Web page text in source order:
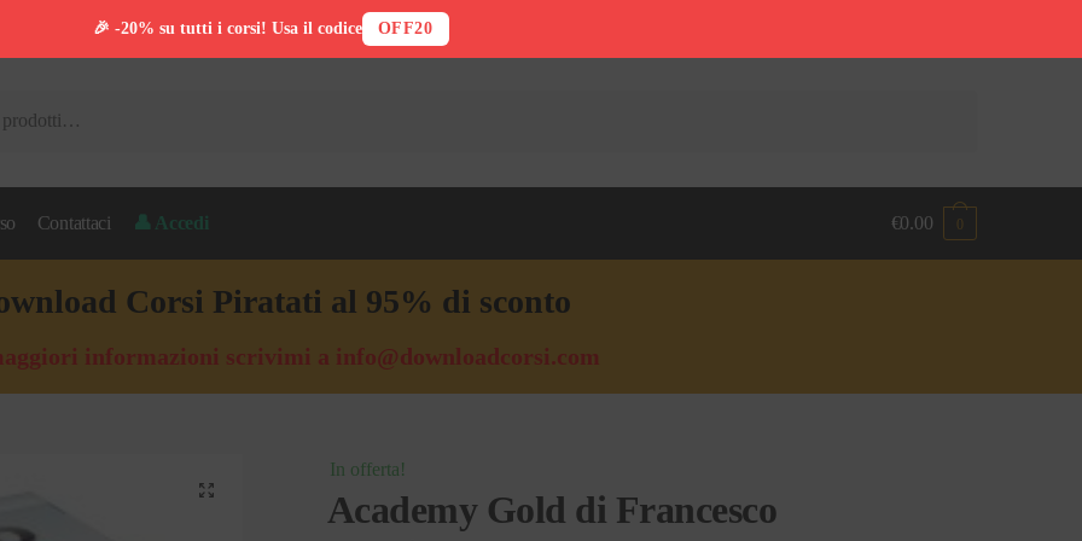
Contattaci 👤 Accedi €0.00 0
Corsi Piratati al 95% di sconto
informazioni scrivimi a info@downloadcorsi.com
🔍
In offerta!
Academy Gold di Francesco
🎉 -20% su tutti i corsi! Usa il codice OFF20